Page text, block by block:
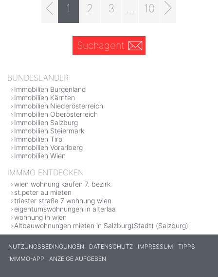
1 2 3 10
Suchagent
BUNDESLÄNDER
Immobilien Burgenland
Immobilien Kärnten
Immobilien Niederösterreich
Immobilien Oberösterreich
Immobilien Salzburg
Immobilien Steiermark
Immobilien Tirol
Immobilien Vorarlberg
Immobilien Wien
IMMMO ENTDECKEN
wien wohnung kaufen 7. bezirk
st.peter au mieten
triester straße 7 wohnung wien
eigentumswohnungen in alterlaa
wohnung in wien
Altbauwohnungen mieten in Salzburg(Stadt) (Salzburg)
NUTZUNGSBEDINGUNGEN DATENSCHUTZ IMPRESSUM
TIPPS
IMMMO-APP
ANZEIGE AUFGEBEN